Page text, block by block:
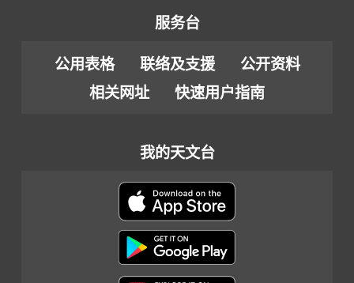
服务台
公用表格 联络及支援
公开资料
相关网址
快速用户指南
我的天文台